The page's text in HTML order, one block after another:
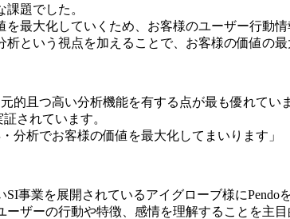
題でした。
最大化していくため、お客様のユーザー行動
という視点を加えることで、お客様の価値の最
的且つ高い分析機能を有する点が最も優れて
されています。
分析でお客様の価値を最大化してまいります」
事業を展開されているアイグローブ様に
ザーの行動や特徴、感情を理解することを主目